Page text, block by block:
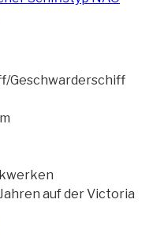
Geschwarderschiff
auf der Victoria